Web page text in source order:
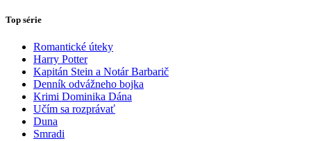
Top série
Romantické úteky
Harry Potter
Kapitán Stein a Notár Barbarič
Denník odvážneho bojka
Krimi Dominika Dána
Učím sa rozprávať
Duna
Smradi